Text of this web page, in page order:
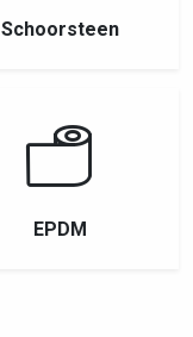
Schoorsteen
EPDM